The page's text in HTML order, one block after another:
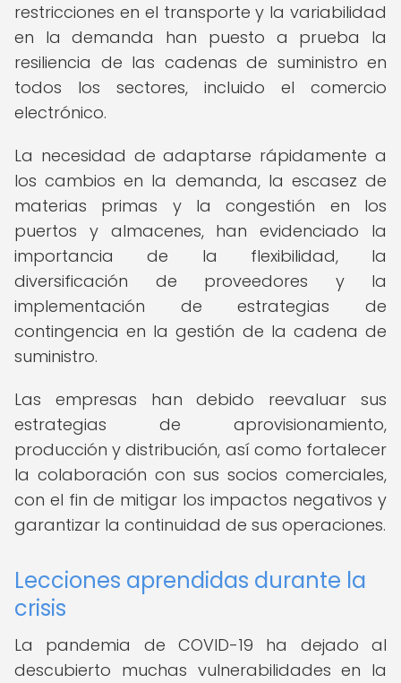
restricciones en el transporte y la variabilidad
en la demanda han puesto a prueba la
resiliencia de las cadenas de suministro en
todos los sectores, incluido el comercio
electrónico.
La necesidad de adaptarse rápidamente a
los cambios en la demanda, la escasez de
materias primas y la congestión en los
puertos y almacenes, han evidenciado la
importancia de la flexibilidad, la
diversificación de proveedores y la
implementación de estrategias de
contingencia en la gestión de la cadena de
suministro.
Las empresas han debido reevaluar sus
estrategias de aprovisionamiento,
producción y distribución, así como fortalecer
la colaboración con sus socios comerciales,
con el fin de mitigar los impactos negativos y
garantizar la continuidad de sus operaciones.
Lecciones aprendidas durante la
crisis
La pandemia de COVID-19 ha dejado al
descubierto muchas vulnerabilidades en la